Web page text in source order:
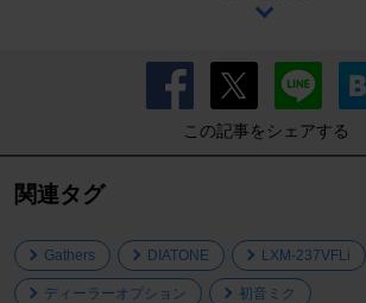
この記事をシェアする
関連タグ
Gathers DIATONE LXM-237VFLi
ディーラーオプション 初音ミク